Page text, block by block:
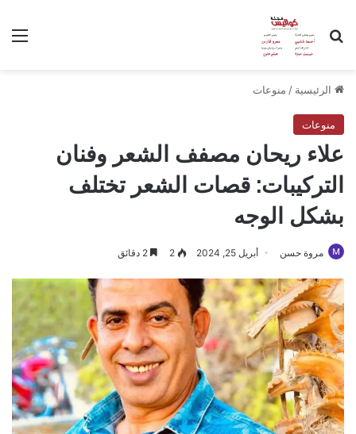
بحث عن
الرئيسية / منوعات
منوعات
علاء ريحان مصفف الشعر وفنان
التركيبات: قصات الشعر تختلف
بشكل الوجه
مروة حسن أبريل 25, 2024 2